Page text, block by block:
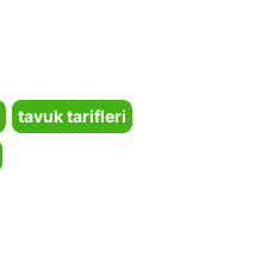
tavuk tarifleri